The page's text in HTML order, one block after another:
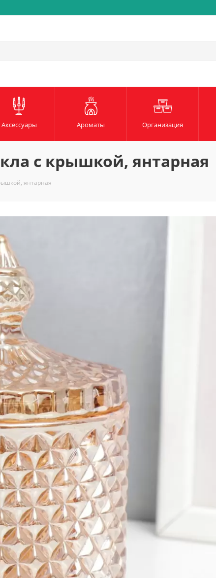
Аксессуары Ароматы Организация
с крышкой, янтарная
янтарная